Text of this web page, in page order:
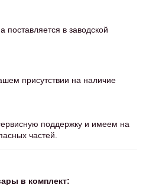
поставляется в заводской
присутствии на наличие
поддержку и имеем на
частей.
в комплект: